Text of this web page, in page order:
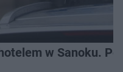
w Sanoku.